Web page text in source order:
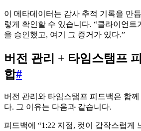
이 메타데이터는 감사 추적 기록을 만
렇게 확인할 수 있습니다. “클라이언트
을 승인했고, 여기 그 증거가 있다.”
버전 관리 + 타임스탬프
합#
버전 관리와 타임스탬프 피드백은 함
다. 그 이유는 다음과 같습니다.
피드백에 “1:22 지점, 컷이 갑작스럽게